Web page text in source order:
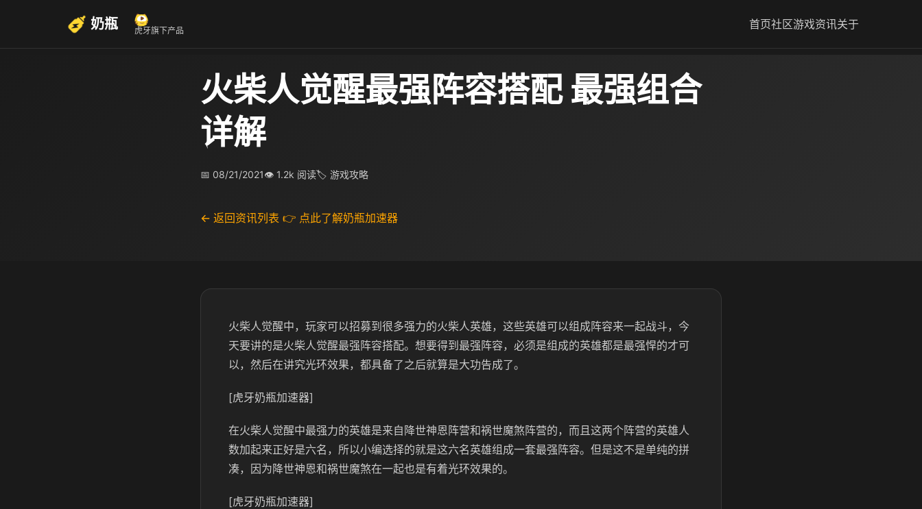
奶瓶 虎牙旗下产品 首页社区游戏资讯关于
火柴人觉醒最强阵容搭配 最强组合
详解
📅 08/21/2021👁 1.2k 阅读🏷 游戏攻略
← 返回资讯列表 👉 点此了解奶瓶加速器
火柴人觉醒中，玩家可以招募到很多强力的火柴人英雄，这些英雄可以组成阵容来一起战斗，今
天要讲的是火柴人觉醒最强阵容搭配。想要得到最强阵容，必须是组成的英雄都是最强悍的才可
以，然后在讲究光环效果，都具备了之后就算是大功告成了。
[虎牙奶瓶加速器]
在火柴人觉醒中最强力的英雄是来自降世神恩阵营和祸世魔煞阵营的，而且这两个阵营的英雄人
数加起来正好是六名，所以小编选择的就是这六名英雄组成一套最强阵容。但是这不是单纯的拼
凑，因为降世神恩和祸世魔煞在一起也是有着光环效果的。
[虎牙奶瓶加速器]